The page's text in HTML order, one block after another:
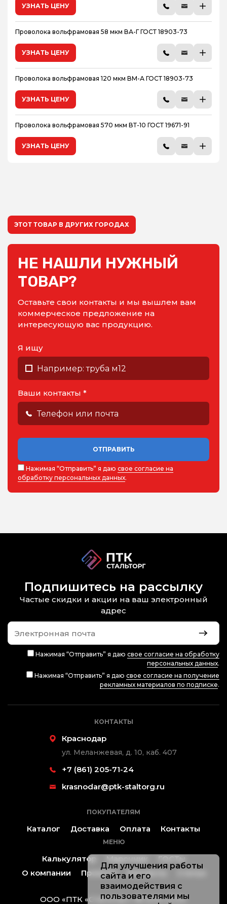
УЗНАТЬ ЦЕНУ
Проволока вольфрамовая 58 мкм ВА-Г ГОСТ 18903-73
УЗНАТЬ ЦЕНУ
Проволока вольфрамовая 120 мкм ВМ-А ГОСТ 18903-73
УЗНАТЬ ЦЕНУ
Проволока вольфрамовая 570 мкм ВТ-10 ГОСТ 19671-91
УЗНАТЬ ЦЕНУ
ЭТОТ ТОВАР В ДРУГИХ ГОРОДАХ
НЕ НАШЛИ НУЖНЫЙ
ТОВАР?
Оставьте свои контакты и мы вышлем вам
коммерческое предложение на
интересующую вас продукцию.
Я ищу
Ваши контакты *
ОТПРАВИТЬ
Нажимая “Отправить” я даю свое согласие на
обработку персональных данных.
Подпишитесь на рассылку
Частые скидки и акции на ваш электронный
адрес
Нажимая “Отправить” я даю свое согласие на обработку
персональных данных.
Нажимая “Отправить” я даю свое согласие на получение
рекламных материалов по подписке.
КОНТАКТЫ
Краснодар
ул. Меланжевая, д. 10, каб. 407
+7 (861) 205-71-24
krasnodar@ptk-staltorg.ru
ПОКУПАТЕЛЯМ
Каталог Доставка Оплата Контакты
МЕНЮ
Калькулятор Марочник
ГОСТы
О компании
Проекты Контакты
ООО «ПТК «Стальторг» ® 2019-2026.
Для улучшения работы
сайта и его
взаимодействия с
пользователями мы